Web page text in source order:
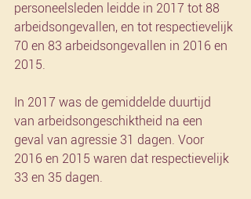
personeelsleden leidde in 2017 tot 88
arbeidsongevallen, en tot respectievelijk
70 en 83 arbeidsongevallen in 2016 en
2015.
In 2017 was de gemiddelde duurtijd
van arbeidsongeschiktheid na een
geval van agressie 31 dagen. Voor
2016 en 2015 waren dat respectievelijk
33 en 35 dagen.